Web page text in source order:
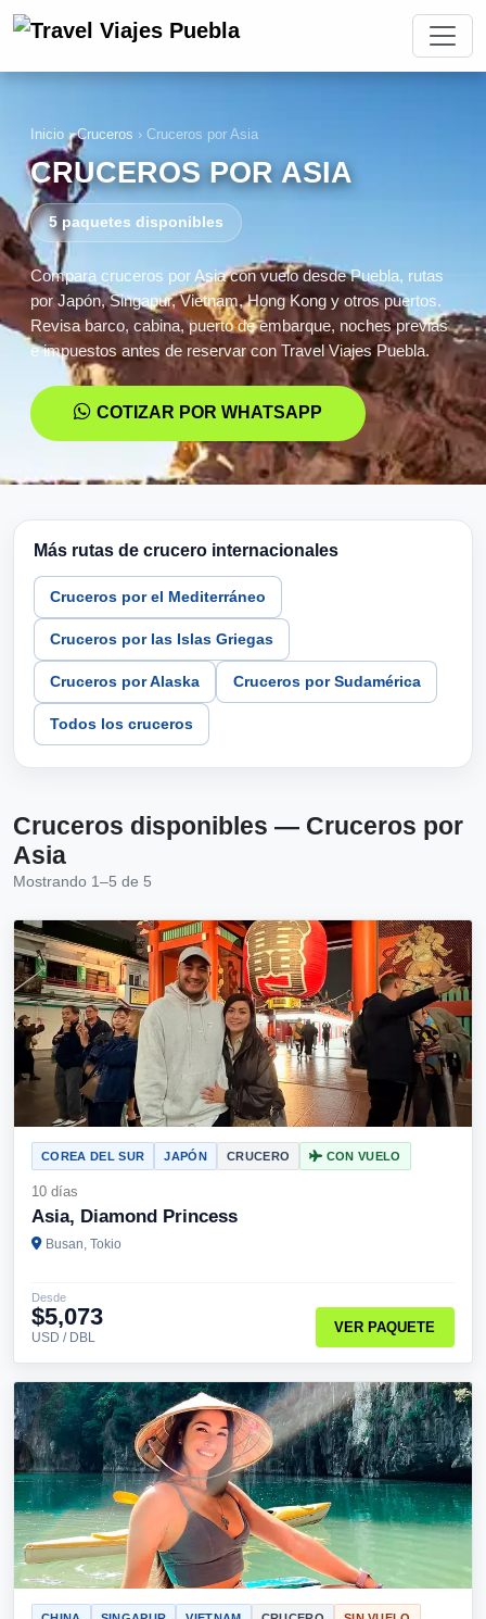
Inicio ›Cruceros › Cruceros por Asia
CRUCEROS POR ASIA
5 paquetes disponibles
Compara cruceros por Asia con vuelo desde Puebla, rutas
por Japón, Singapur, Vietnam, Hong Kong y otros puertos.
Revisa barco, cabina, puerto de embarque, noches previas
e impuestos antes de reservar con Travel Viajes Puebla.
COTIZAR POR WHATSAPP
Más rutas de crucero internacionales
Cruceros por el Mediterráneo
Cruceros por las Islas Griegas
Cruceros por Alaska Cruceros por Sudamérica
Todos los cruceros
Cruceros disponibles — Cruceros por
Asia
Mostrando 1–5 de 5
COREA DEL SUR JAPÓN CRUCERO CON VUELO
10 días
Asia, Diamond Princess
Busan, Tokio
Desde
$5,073
USD / DBL
VER PAQUETE